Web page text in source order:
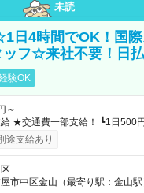
未読
日4時間でOK！国
ッフ☆来社不要！日
験OK
～
分は全額
500円以内の方は自己負担となります
あり） ┗働いたその日に現金
途支給あり
市中区金山（最寄り駅：金山駅